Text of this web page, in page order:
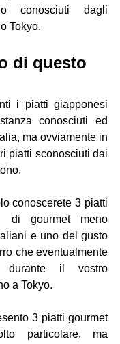
conosciuti dagli
Tokyo.
di questo
i piatti giapponesi
conosciuti ed
ma ovviamente in
piatti sconosciuti dai
conoscerete 3 piatti
di gourmet meno
e uno del gusto
che eventualmente
durante il vostro
a Tokyo.
3 piatti gourmet
particolare, ma